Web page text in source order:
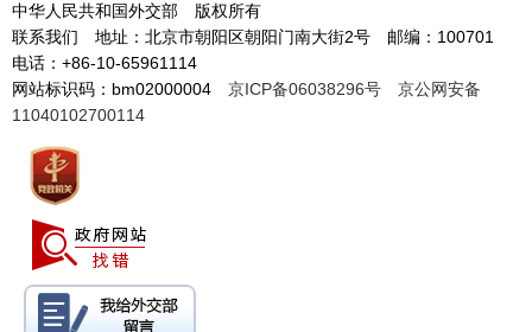
中华人民共和国外交部 版权所有
联系我们 地址：北京市朝阳区朝阳门南大街2号 邮编：100701
电话：+86-10-65961114
网站标识码：bm02000004 京ICP备06038296号
京公网安备
11040102700114